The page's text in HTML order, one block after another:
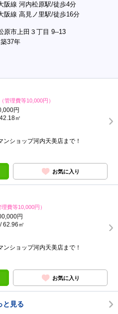
阪線 河内松原駅/徒歩4分
阪線 高見ノ里駅/徒歩16分
原市上田３丁目 9--13
37年
（管理費等10,000円）
円
㎡
ショップ河内天美店まで！
お気に入り
理費等10,000円）
円
62.96㎡
ショップ河内天美店まで！
お気に入り
と見る